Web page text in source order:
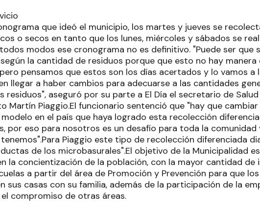
que ideó el municipio, los martes y jueves se
o secos en tanto que los lunes, miércoles y sábados se
modos ese cronograma no es definitivo. "Puede ser que
la cantidad de residuos porque que esto no hay manera
pensamos que estos son los días acertados y lo vamos a
llegar a haber cambios para adecuarse a las cantidades
residuos", aseguró por su parte a El Día el secretario de
Martín Piaggio.El funcionario sentenció que "hay que
en el país que haya logrado esta recolección
por eso para nosotros es un desafío para toda la comunidad
Piaggio este tipo de recolección diferenciada
de los microbasurales".El objetivo de la Municipalidad
la concientización de la población, con la mayor cantidad de
a partir del área de Promoción y Prevención para que
sus casas con su familia, además de la participación de la
compromiso de otras áreas.